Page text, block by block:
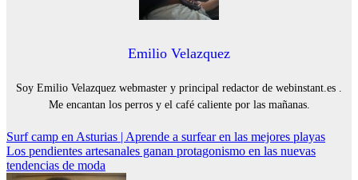
Emilio Velazquez
Soy Emilio Velazquez webmaster y principal redactor de webinstant.es .
Me encantan los perros y el café caliente por las mañanas.
Navegación
de
Surf camp en Asturias | Aprende a surfear en las mejores playas
Los pendientes artesanales ganan protagonismo en las nuevas
tendencias de moda